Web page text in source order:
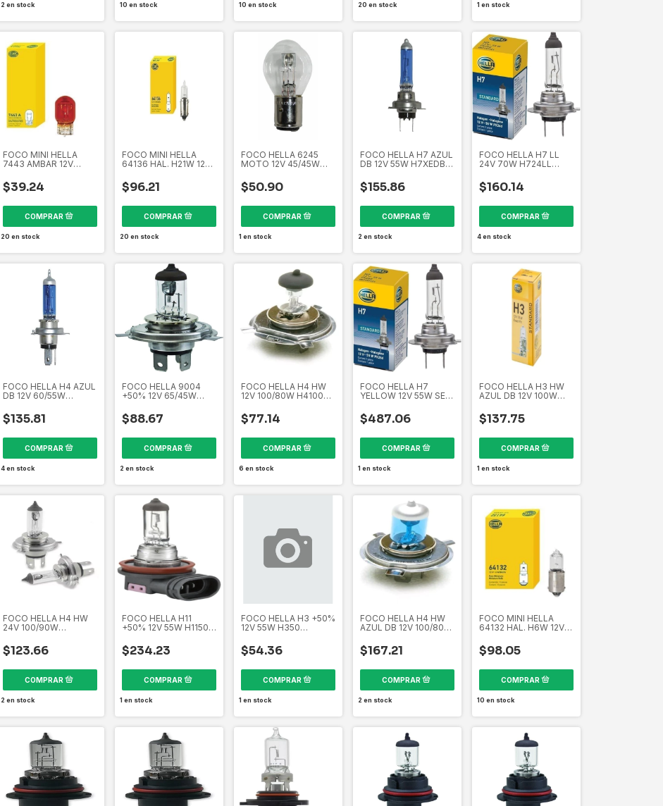
2 en stock 10 en stock 10 en stock 20 en stock 1 en stock
FOCO MINI HELLA
7443 AMBAR 12V
358266391
$39.24
20 en stock
FOCO MINI HELLA
64136 HAL. H21W 12V
64136 358265881
$96.21
20 en stock
FOCO HELLA 6245
MOTO 12V 45/45W
$50.90
1 en stock
FOCO HELLA H7 AZUL
DB 12V 55W H7XEDB
$155.86
2 en stock
FOCO HELLA H7 LL
24V 70W H724LL
$160.14
4en stock
FOCO HELLA H4 AZUL
DB 12V 60/55W
$135.81
4en stock
FOCO HELLA 9004
+50% 12V 65/45W
$88.67
2 en stock
FOCO HELLA H4 HW
12V 100/80W H4100
$77.14
6 en stock
FOCO HELLA H7
YELLOW 12V 55W SET
$487.06
1 en stock
FOCO HELLA H3 HW
AZUL DB 12V 100W
$137.75
1 en stock
FOCO HELLA H4 HW
24V 100/90W
211730752
$123.66
2 en stock
FOCO HELLA H11
+50% 12V 55W H1150
$234.23
1 en stock
FOCO HELLA H3 +50%
12V 55W H350
$54.36
1 en stock
FOCO HELLA H4 HW
AZUL DB 12V 100/80W
$167.21
2 en stock
FOCO MINI HELLA
64132 HAL. H6W 12V
64132 179712891
$98.05
10 en stock